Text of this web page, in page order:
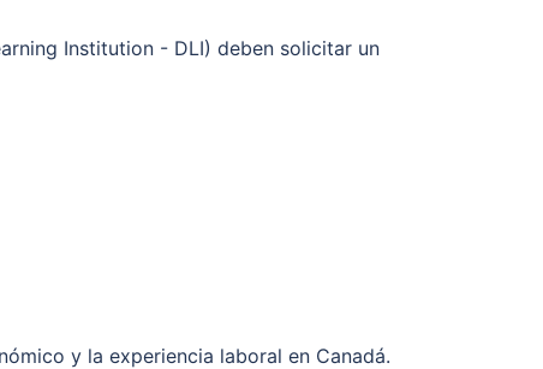
Institution - DLI) deben solicitar un
y la experiencia laboral en Canadá.